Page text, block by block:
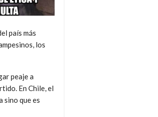
país más
los
peaje a
En Chile, el
sino que es